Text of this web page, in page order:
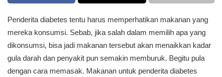
Penderita diabetes tentu harus memperhatikan makanan yang
mereka konsumsi. Sebab, jika salah dalam memilih apa yang
dikonsumsi, bisa jadi makanan tersebut akan menaikkan kadar
gula darah dan penyakit pun semakin memburuk. Begitu pula
dengan cara memasak. Makanan untuk penderita diabetes